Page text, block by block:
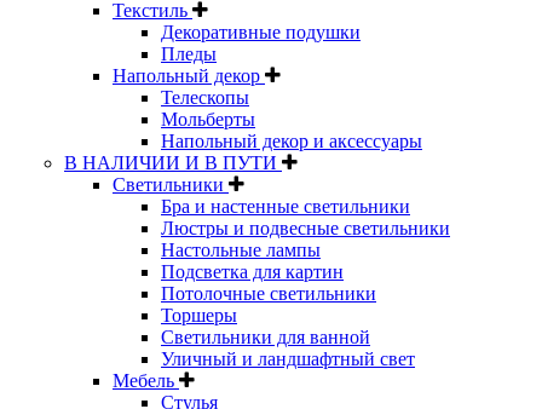
Текстиль
Декоративные подушки
Пледы
Напольный декор
Телескопы
Мольберты
Напольный декор и аксессуары
В НАЛИЧИИ И В ПУТИ
Светильники
Бра и настенные светильники
Люстры и подвесные светильники
Настольные лампы
Подсветка для картин
Потолочные светильники
Торшеры
Светильники для ванной
Уличный и ландшафтный свет
Мебель
Стулья